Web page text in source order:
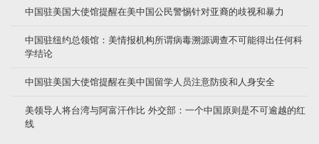
中国驻美国大使馆提醒在美中国公民警惕针对亚裔的歧视和暴力
中国驻纽约总领馆：美情报机构所谓病毒溯源调查不可能得出任何科
学结论
中国驻美国大使馆提醒在美中国留学人员注意防疫和人身安全
美领导人将台湾与阿富汗作比 外交部：一个中国原则是不可逾越的红
线